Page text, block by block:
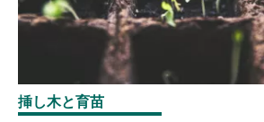
挿し木と育苗